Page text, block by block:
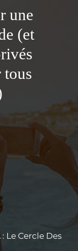
une
(et
tous
Le Cercle Des